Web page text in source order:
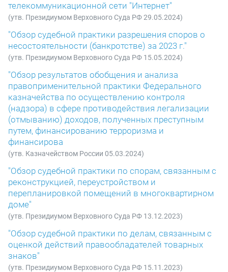
телекоммуникационной сети "Интернет"
(утв. Президиумом Верховного Суда РФ 29.05.2024)
"Обзор судебной практики разрешения споров о
несостоятельности (банкротстве) за 2023 г."
(утв. Президиумом Верховного Суда РФ 15.05.2024)
"Обзор результатов обобщения и анализа
правоприменительной практики Федерального
казначейства по осуществлению контроля
(надзора) в сфере противодействия легализации
(отмыванию) доходов, полученных преступным
путем, финансированию терроризма и
финансирова
(утв. Казначейством России 05.03.2024)
"Обзор судебной практики по спорам, связанным с
реконструкцией, переустройством и
перепланировкой помещений в многоквартирном
доме"
(утв. Президиумом Верховного Суда РФ 13.12.2023)
"Обзор судебной практики по делам, связанным с
оценкой действий правообладателей товарных
знаков"
(утв. Президиумом Верховного Суда РФ 15.11.2023)